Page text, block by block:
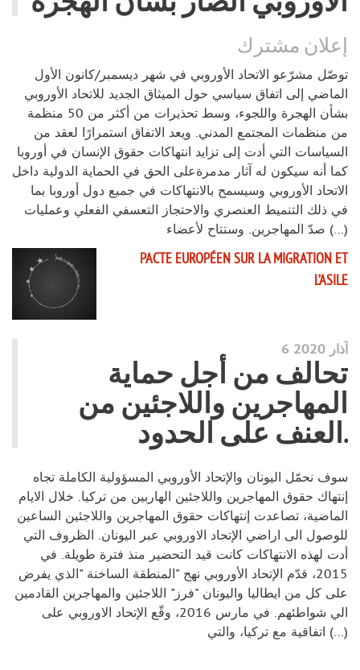
إعلان مشترك
توصّل مشرّعو الاتحاد الأوروبي في شهر ديسمبر/كانون الأول
الماضي إلى اتفاق سياسي حول الميثاق الجديد للاتحاد الأوروبي
بشأن الهجرة واللجوء، وسط تحذيرات من أكثر من 50 منظمة
من منظمات المجتمع المدني. ويعد الاتفاق استمرارًا لعقد من
السياسات التي أدت إلى تزايد انتهاكات حقوق الإنسان في أوروبا
كما أنه سيكون له آثار مدمرةعلى الحق في الحماية الدولية داخل
الاتحاد الأوروبي وسيسمح بالانتهاكات في جميع دول أوروبا بما
في ذلك التنميط العنصري والاحتجاز التعسفي الفعلي وعمليات
صدّ المهاجرين. وستتاح لأعضاء (…)
PACTE EUROPÉEN SUR LA MIGRATION ET
L’ASILE
6 آذار 2020
تحالف من أجل حماية
المهاجرين واللاجئين من
العنف على الحدود.
سوف نحمّل اليونان والإتحاد الأوروبي المسؤولية الكاملة تجاه
إنتهاك حقوق المهاجرين واللاجئين الهاربين من تركيا. خلال الايام
الماضية، تصاعدت إنتهاكات حقوق المهاجرين واللاجئين الساعين
للوصول الى اراضي الإتحاد الاوروبي عبر اليونان. الظروف التي
أدت لهذه الانتهاكات كانت قيد التحضير منذ فترة طويلة. في
2015، قدّم الإتحاد الأوروبي نهج "المنطقة الساخنة "الذي يفرض
على كل من ايطاليا واليونان "فرز" اللاجئين والمهاجرين القادمين
الي شواطئهم. في مارس 2016، وقّع الإتحاد الاوروبي على
اتفاقية مع تركيا، والتي (…)